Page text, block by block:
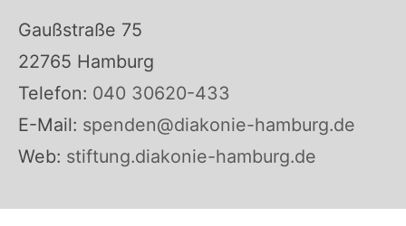
Gaußstraße 75
22765 Hamburg
Telefon: 040 30620-433
E-Mail: spenden@diakonie-hamburg.de
Web: stiftung.diakonie-hamburg.de